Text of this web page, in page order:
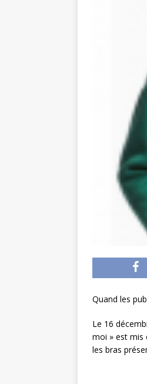
Quand les
Le 16
moi » est mis
les bras